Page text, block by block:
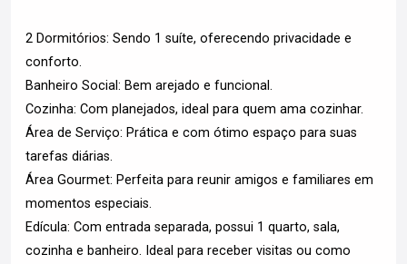
2 Dormitórios: Sendo 1 suíte, oferecendo privacidade e
conforto.
Banheiro Social: Bem arejado e funcional.
Cozinha: Com planejados, ideal para quem ama cozinhar.
Área de Serviço: Prática e com ótimo espaço para suas
tarefas diárias.
Área Gourmet: Perfeita para reunir amigos e familiares em
momentos especiais.
Edícula: Com entrada separada, possui 1 quarto, sala,
cozinha e banheiro. Ideal para receber visitas ou como